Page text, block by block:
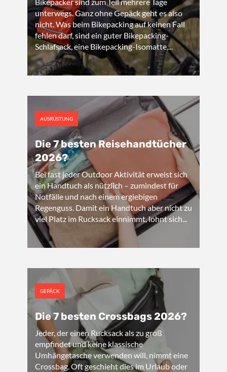
unterwegs. Ganz ohne Gepäck geht es also
nicht. Was beim Bikepacking auf keinen Fall
fehlen darf, sind ein guter Bikepacking-
Schlafsack, eine Bikepacking-Isomatte,...
AUSRÜSTUNG
Die 7 besten Reisehandtücher
2026?
Bei fast jeder Outdoor Aktivität erweist sich
ein Handtuch als nützlich – zumindest für
Notfälle und nach einem ergiebigen
Regenguss. Damit ein Handtuch aber nicht zu
viel Platz im Rucksack einnimmt, lohnt sich...
GEPÄCK
Die 7 besten Crossbags 2026?
Jeder, der einen Rucksack als zu groß
empfindet und keine klassische
Umhängetasche verwenden will, nimmt eine
Crossbag. Oft geschieht dies im Urlaub oder